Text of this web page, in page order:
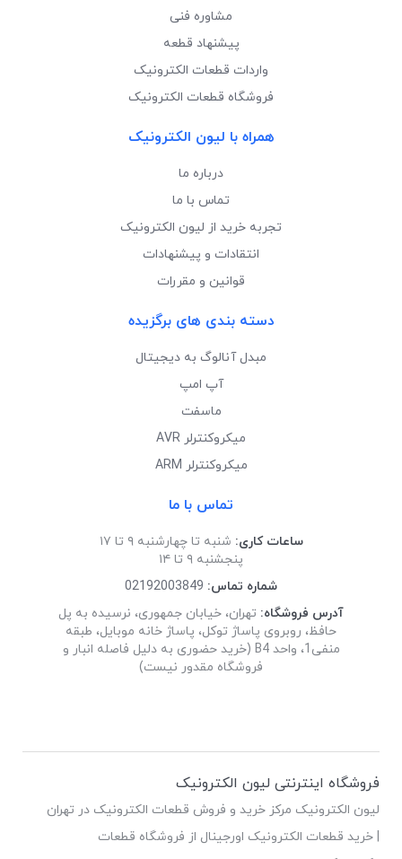
مشاوره فنی
پیشنهاد قطعه
واردات قطعات الکترونیک
فروشگاه قطعات الکترونیک
همراه با لیون الکترونیک
درباره ما
تماس با ما
تجربه خرید از لیون الکترونیک
انتقادات و پیشنهادات
قوانین و مقررات
دسته بندی های برگزیده
مبدل آنالوگ به دیجیتال
آپ امپ
ماسفت
میکروکنترلر AVR
میکروکنترلر ARM
تماس با ما
ساعات کاری: شنبه تا چهارشنبه ۹ تا ۱۷
پنجشنبه ۹ تا ۱۴
شماره تماس: 02192003849
آدرس فروشگاه: تهران، خیابان جمهوری، نرسیده به پل
حافظ، روبروی پاساژ توکل، پاساژ خانه موبایل، طبقه
منفی1، واحد B4 (خرید حضوری به دلیل فاصله انبار و
فروشگاه مقدور نیست)
فروشگاه اینترنتی لیون الکترونیک
لیون الکترونیک مرکز خرید و فروش قطعات الکترونیک در تهران
| خرید قطعات الکترونیک اورجینال از فروشگاه قطعات